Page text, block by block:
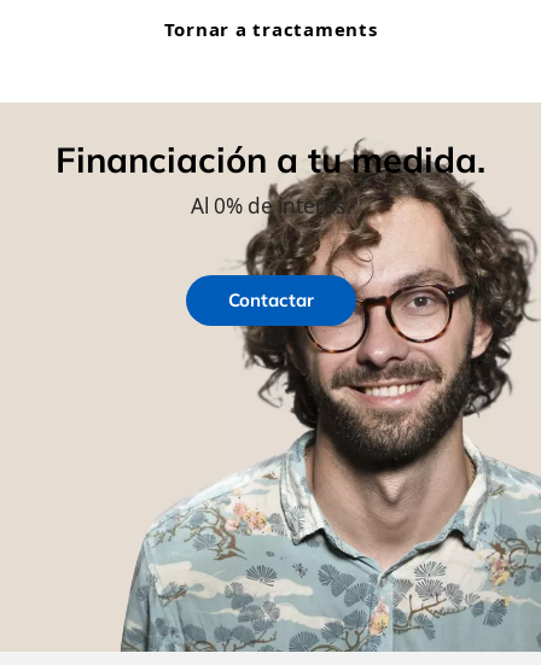
Tornar a tractaments
Financiación a tu medida.
Al 0% de interés.
Contactar